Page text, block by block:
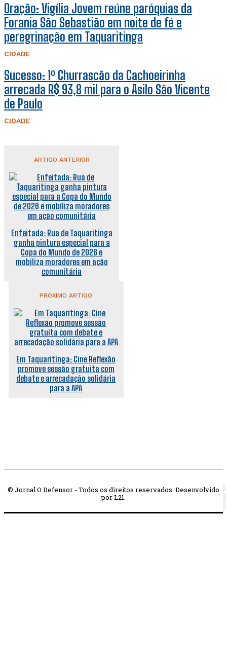
Oração: Vigília Jovem reúne paróquias da
Forania São Sebastião em noite de fé e
peregrinação em Taquaritinga
CIDADE
Sucesso: 1º Churrascão da Cachoeirinha
arrecada R$ 93,8 mil para o Asilo São Vicente
de Paulo
CIDADE
ARTIGO ANTERIOR
Enfeitada: Rua de Taquaritinga
ganha pintura especial para a
Copa do Mundo de 2026 e
mobiliza moradores em ação
comunitária
PRÓXIMO ARTIGO
Em Taquaritinga: Cine Reflexão
promove sessão gratuita com
debate e arrecadação solidária
para a APA
© Jornal O Defensor - Todos os direitos reservados. Desenvolvido
por L21.